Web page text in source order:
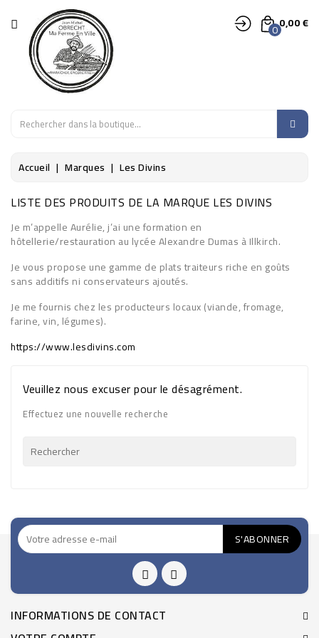
CATÉGORIE
LÉGUMES
AROMATES,
00,00 €
Accueil Marques Les Divins
LISTE DES PRODUITS DE LA MARQUE LES DIVINS
Je m’appelle Aurélie, j’ai une formation en
hôtellerie/restauration au lycée Alexandre Dumas à Illkirch.
Je vous propose une gamme de plats traiteurs riche en goûts
sans additifs ni conservateurs ajoutés.
Je me fournis chez les producteurs locaux (viande, fromage,
farine, vin, légumes).
https://www.lesdivins.com
Veuillez nous excuser pour le désagrément.
Effectuez une nouvelle recherche
INFORMATIONS DE CONTACT